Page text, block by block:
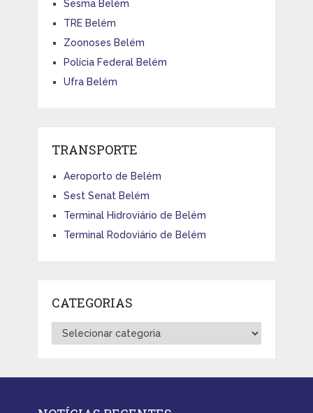
Sesma Belém
TRE Belém
Zoonoses Belém
Polícia Federal Belém
Ufra Belém
TRANSPORTE
Aeroporto de Belém
Sest Senat Belém
Terminal Hidroviário de Belém
Terminal Rodoviário de Belém
CATEGORIAS
Categorias